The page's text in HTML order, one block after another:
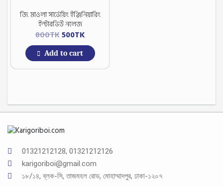
জি. মাওলা সার্ভেয়িং ইঞ্জিনিয়ারিং
ইন্টারভিউ নলেজ
800TKOriginal
price
was:
800TK.
500TKCurrent
price
is:
500TK.
Add to cart
01321212128, 01321212126
karigoriboi@gmail.com
১৮/১৪, ব্লক-সি, তাজমহল রোড, মোহাম্মাদপুর, ঢাকা-১২০৭